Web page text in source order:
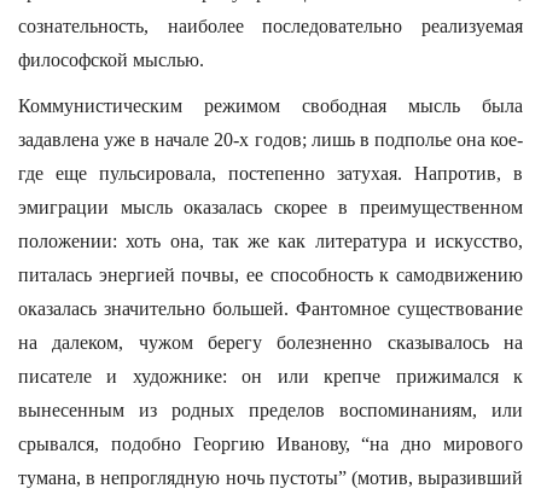
сознательность, наиболее последовательно реализуемая
философской мыслью.
Коммунистическим режимом свободная мысль была
задавлена уже в начале 20-х годов; лишь в подполье она кое-
где еще пульсировала, постепенно затухая. Напротив, в
эмиграции мысль оказалась скорее в преимущественном
положении: хоть она, так же как литература и искусство,
питалась энергией почвы, ее способность к самодвижению
оказалась значительно большей. Фантомное существование
на далеком, чужом берегу болезненно сказывалось на
писателе и художнике: он или крепче прижимался к
вынесенным из родных пределов воспоминаниям, или
срывался, подобно Георгию Иванову, “на дно мирового
тумана, в непроглядную ночь пустоты” (мотив, выразивший